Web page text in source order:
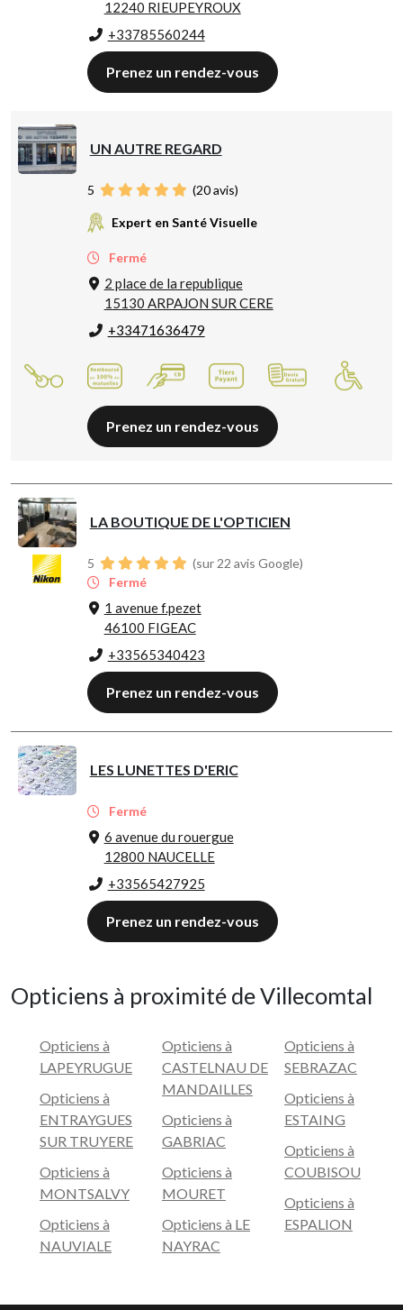
12240 RIEUPEYROUX
+33785560244
Prenez un rendez-vous
UN AUTRE REGARD
5 (20avis)
Expert en Santé Visuelle
Fermé
2 place de la republique
15130 ARPAJON SUR CERE
+33471636479
Prenez un rendez-vous
LA BOUTIQUE DE L'OPTICIEN
5
(sur 22 avis Google)
Fermé
1 avenue f.pezet
46100 FIGEAC
+33565340423
Prenez un rendez-vous
LES LUNETTES D'ERIC
Fermé
6 avenue du rouergue
12800 NAUCELLE
+33565427925
Prenez un rendez-vous
Opticiens à proximité de Villecomtal
Opticiens à
LAPEYRUGUE
Opticiens à
ENTRAYGUES
SUR TRUYERE
Opticiens à
MONTSALVY
Opticiens à
NAUVIALE
Opticiens à
CASTELNAU DE
MANDAILLES
Opticiens à
GABRIAC
Opticiens à
MOURET
Opticiens à LE
NAYRAC
Opticiens à
SEBRAZAC
Opticiens à
ESTAING
Opticiens à
COUBISOU
Opticiens à
ESPALION